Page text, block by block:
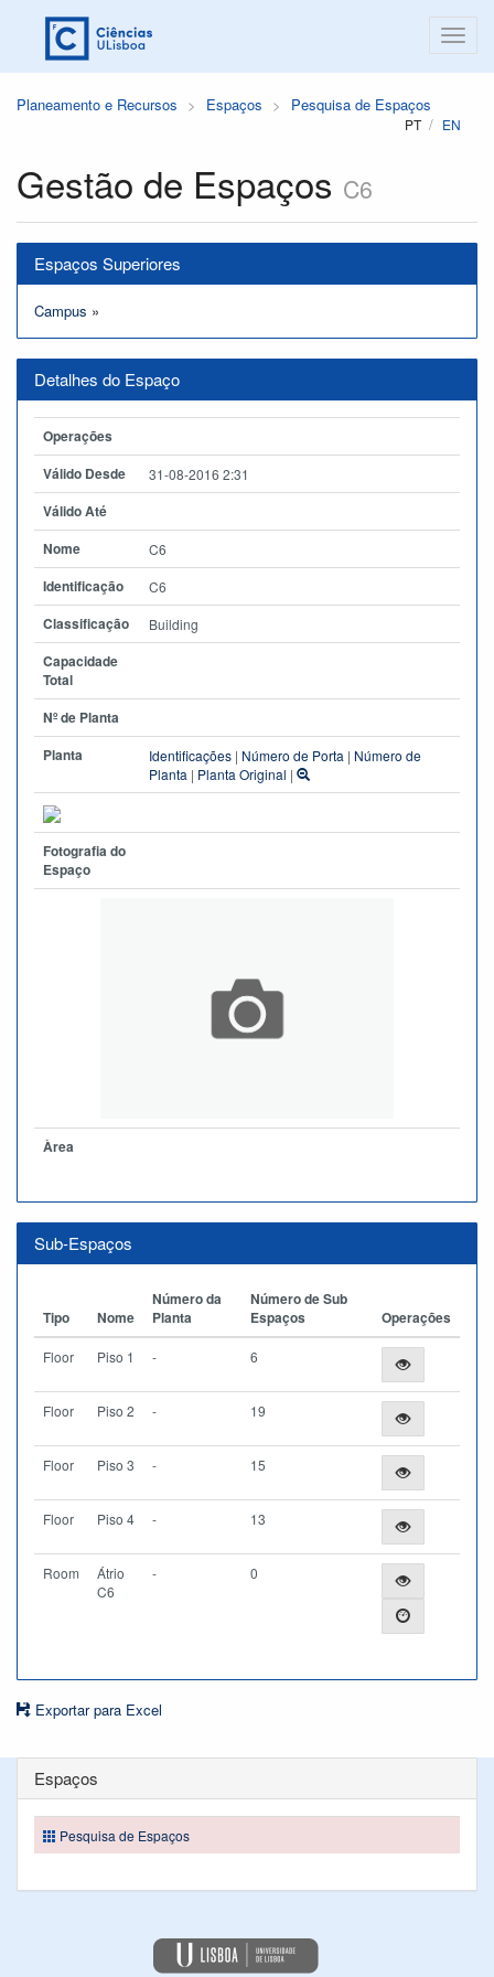
Planeamento e Recursos Espaços Pesquisa de Espaços
PT EN
Gestão de Espaços C6
Espaços Superiores
Campus »
Detalhes do Espaço
Operações
Válido Desde
31-08-2016 2:31
Válido Até
Nome
C6
Identificação C6
Classificação Building
Capacidade
Total
Nº de Planta
Planta
Identificações | Número de Porta | Número de
Planta | Planta Original |
Fotografia do
Espaço
Àrea
Sub-Espaços
Tipo Nome
Número da
Planta
Número de Sub
Espaços
Operações
Floor Piso 1 - 6
Floor Piso 2 - 19
Floor Piso 3 - 15
Floor Piso 4 - 13
Room
Átrio
C6
- 0
Exportar para Excel
Espaços
Pesquisa de Espaços